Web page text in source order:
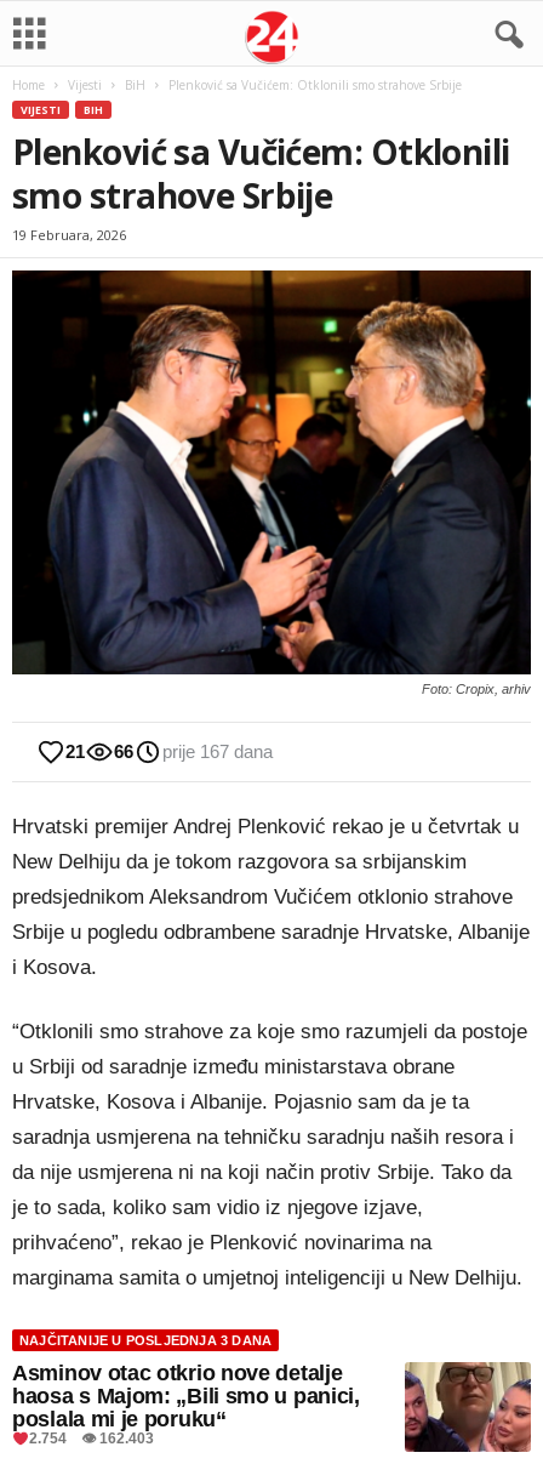
Home Vijesti BiH Plenković sa Vučićem: Otklonili smo strahove Srbije
VIJESTI BIH
Plenković sa Vučićem: Otklonili
smo strahove Srbije
19 Februara, 2026
Foto: Cropix, arhiv
21 66 prije 167 dana
Hrvatski premijer Andrej Plenković rekao je u četvrtak u
New Delhiju da je tokom razgovora sa srbijanskim
predsjednikom Aleksandrom Vučićem otklonio strahove
Srbije u pogledu odbrambene saradnje Hrvatske, Albanije
i Kosova.
“Otklonili smo strahove za koje smo razumjeli da postoje
u Srbiji od saradnje između ministarstava obrane
Hrvatske, Kosova i Albanije. Pojasnio sam da je ta
saradnja usmjerena na tehničku saradnju naših resora i
da nije usmjerena ni na koji način protiv Srbije. Tako da
je to sada, koliko sam vidio iz njegove izjave,
prihvaćeno”, rekao je Plenković novinarima na
marginama samita o umjetnoj inteligenciji u New Delhiju.
NAJČITANIJE U POSLJEDNJA 3 DANA
Asminov otac otkrio nove detalje
haosa s Majom: „Bili smo u panici,
poslala mi je poruku“
2.754 👁 162.403